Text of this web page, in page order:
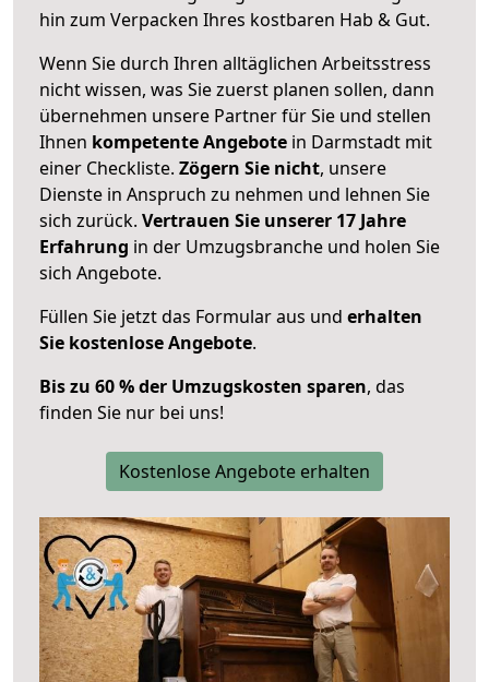
hin zum Verpacken Ihres kostbaren Hab & Gut.
Wenn Sie durch Ihren alltäglichen Arbeitsstress
nicht wissen, was Sie zuerst planen sollen, dann
übernehmen unsere Partner für Sie und stellen
Ihnen kompetente Angebote in Darmstadt mit
einer Checkliste. Zögern Sie nicht, unsere
Dienste in Anspruch zu nehmen und lehnen Sie
sich zurück. Vertrauen Sie unserer 17 Jahre
Erfahrung in der Umzugsbranche und holen Sie
sich Angebote.
Füllen Sie jetzt das Formular aus und erhalten
Sie kostenlose Angebote.
Bis zu 60 % der Umzugskosten sparen, das
finden Sie nur bei uns!
Kostenlose Angebote erhalten